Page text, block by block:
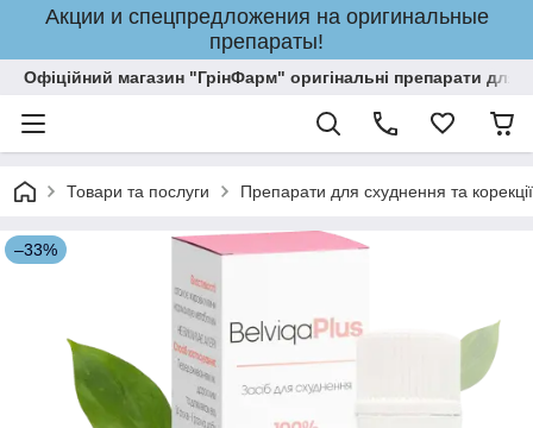
Акции и спецпредложения на оригинальные
препараты!
Офіційний магазин "ГрінФарм" оригінальні препарати для
Товари та послуги Препарати для схуднення та
–33%